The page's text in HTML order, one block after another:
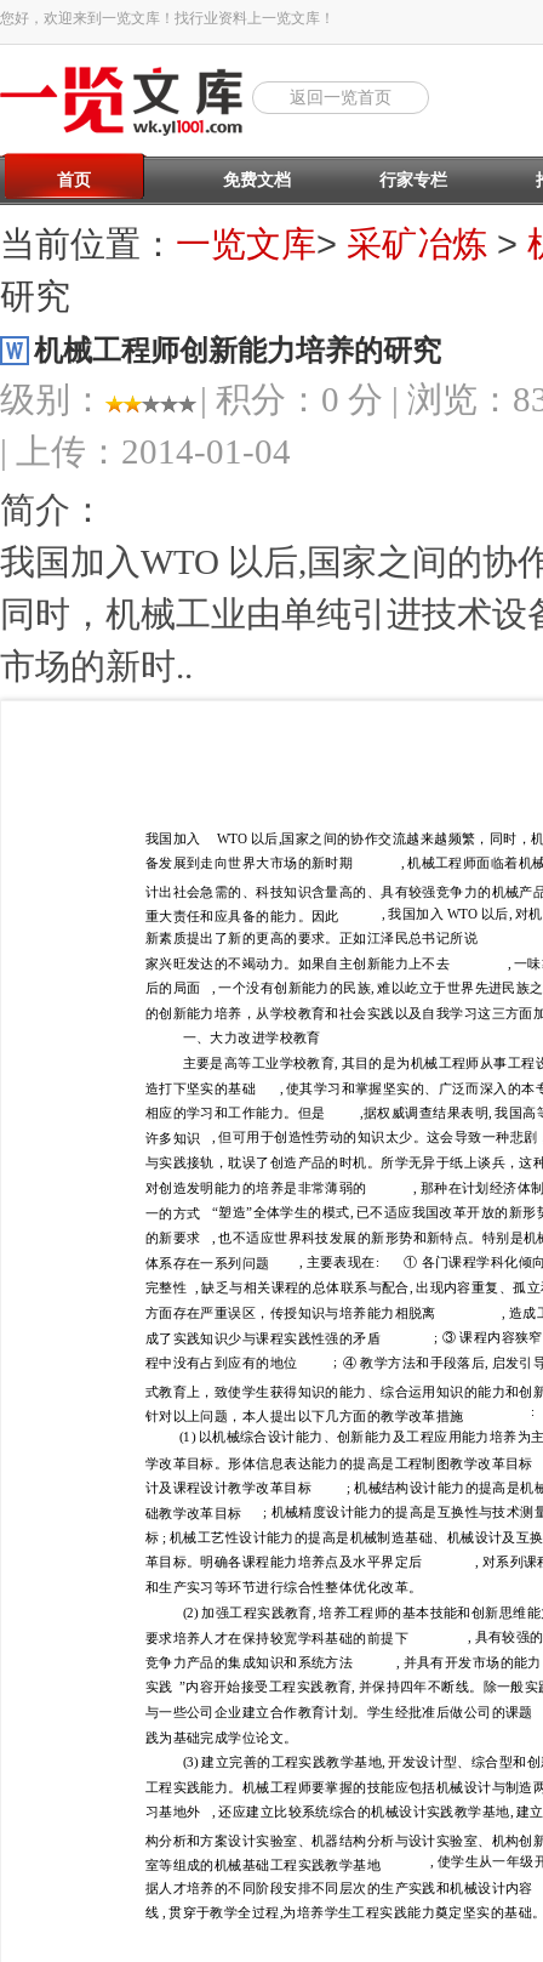
您好，欢迎来到一览文库！找行业资料上一览文库！
返回一览首页
首页 免费文档 行家专栏
当前位置： 一览文库> 采矿冶炼 >
研究
机械工程师创新能力培养的研究
级别：
| 积分：0 分 | 浏览：
| 上传：2014-01-04
简介：
我国加入WTO 以后,国家之间的协
同时，机械工业由单纯引进技术
市场的新时..